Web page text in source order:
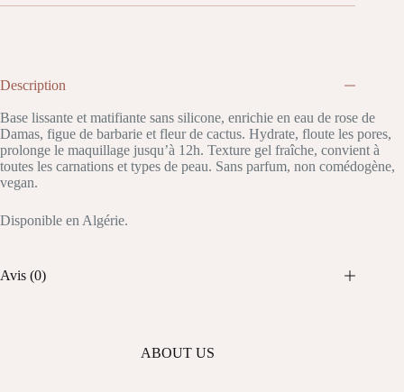
Description
Base lissante et matifiante sans silicone, enrichie en eau de rose de
Damas, figue de barbarie et fleur de cactus. Hydrate, floute les pores,
prolonge le maquillage jusqu’à 12h. Texture gel fraîche, convient à
toutes les carnations et types de peau. Sans parfum, non comédogène,
vegan.
Disponible en Algérie.
Avis (0)
ABOUT US